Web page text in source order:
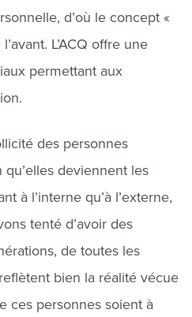
d’où le concept «
L’ACQ offre une
permettant aux
des personnes
qu’elles deviennent les
à l’interne qu’à l’externe,
tenté d’avoir des
de toutes les
bien la réalité vécue
ces personnes soient à